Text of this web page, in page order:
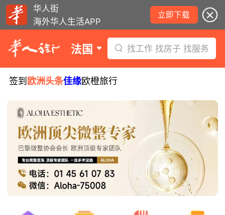
华人街
海外华人生活APP
立即下载
法国 找工作 找房子 找服务
签到 欧洲头条佳缘欧橙旅行
8月5日要闻：易捷航空八月罢工预警！
数字度假支票使用受限！警惕网络募捐
骗局！
无栏杆收费站逃费将重罚！